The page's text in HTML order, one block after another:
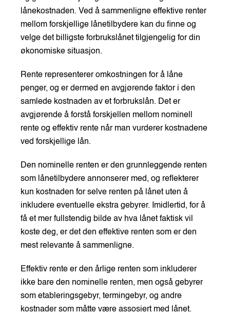
lånekostnaden. Ved å sammenligne effektive renter
mellom forskjellige lånetilbydere kan du finne og
velge det billigste forbrukslånet tilgjengelig for din
økonomiske situasjon.
Rente representerer omkostningen for å låne
penger, og er dermed en avgjørende faktor i den
samlede kostnaden av et forbrukslån. Det er
avgjørende å forstå forskjellen mellom nominell
rente og effektiv rente når man vurderer kostnadene
ved forskjellige lån.
Den nominelle renten er den grunnleggende renten
som lånetilbydere annonserer med, og reflekterer
kun kostnaden for selve renten på lånet uten å
inkludere eventuelle ekstra gebyrer. Imidlertid, for å
få et mer fullstendig bilde av hva lånet faktisk vil
koste deg, er det den effektive renten som er den
mest relevante å sammenligne.
Effektiv rente er den årlige renten som inkluderer
ikke bare den nominelle renten, men også gebyrer
som etableringsgebyr, termingebyr, og andre
kostnader som måtte være assosiert med lånet.